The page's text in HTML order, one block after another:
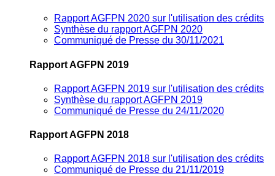
Rapport AGFPN 2020 sur l'utilisation des crédits
Synthèse du rapport AGFPN 2020
Communiqué de Presse du 30/11/2021
Rapport AGFPN 2019
Rapport AGFPN 2019 sur l'utilisation des crédits
Synthèse du rapport AGFPN 2019
Communiqué de Presse du 24/11/2020
Rapport AGFPN 2018
Rapport AGFPN 2018 sur l'utilisation des crédits
Communiqué de Presse du 21/11/2019